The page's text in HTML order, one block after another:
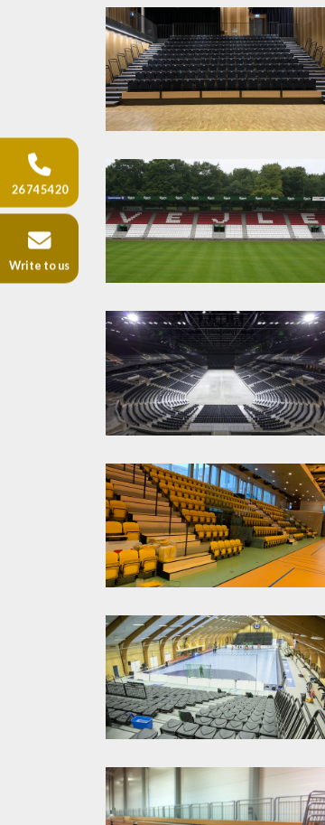
26 74 54 20
Write to us